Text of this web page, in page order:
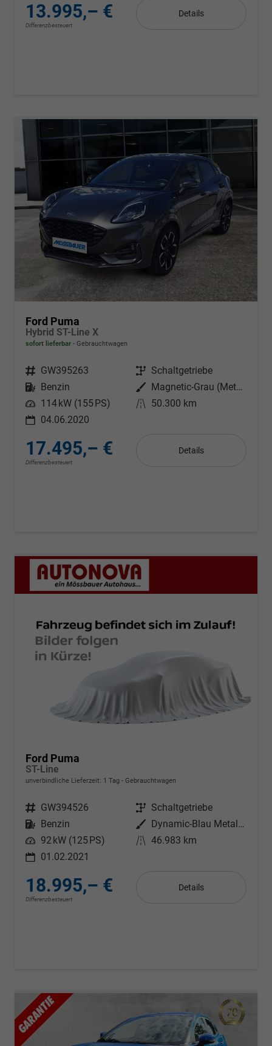
13.995,– €
Differenzbesteuert
Details
Ford Puma
Hybrid ST-Line X
sofort lieferbar Gebrauchtwagen
Fahrzeugnr. GW395263 Getriebe Schaltgetriebe
Kraftstoff
Benzin Außenfarbe
Magnetic-Grau (Metallic)
Leistung 114 kW (155 PS) Kilometerstand 50.300 km
04.06.2020
17.495,– €
Differenzbesteuert
Details
Ford Puma
ST-Line
unverbindliche Lieferzeit: 1 Tag Gebrauchtwagen
Fahrzeugnr. GW394526 Getriebe Schaltgetriebe
Kraftstoff
Benzin Außenfarbe
Dynamic-Blau Metallic
Leistung 92 kW (125 PS) Kilometerstand 46.983 km
01.02.2021
18.995,– €
Differenzbesteuert
Details